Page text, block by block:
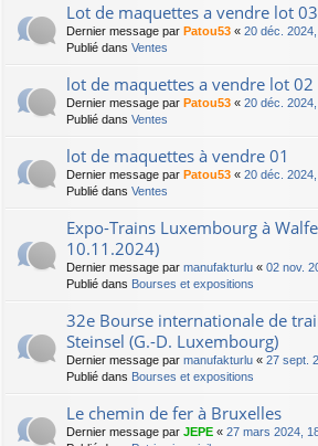
Lot de maquettes a vendre lot 03
Dernier message par Patou53 « 20 déc.
Publié dans Ventes
lot de maquettes a vendre lot 02
Dernier message par Patou53 « 20 déc.
Publié dans Ventes
lot de maquettes à vendre 01
Dernier message par Patou53 « 20 déc.
Publié dans Ventes
Expo-Trains Luxembourg à
10.11.2024)
Dernier message par manufakturlu « 02 nov.
Publié dans Bourses et expositions
32e Bourse internationale de
Steinsel (G.-D. Luxembourg)
Dernier message par manufakturlu « 27 sept.
Publié dans Bourses et expositions
Le chemin de fer à Bruxelles
Dernier message par JEPE « 27 mars 2024,